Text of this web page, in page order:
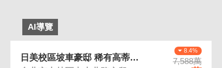
AI導覽
8.4%
7,588萬
日美校區坡車豪邸 稀有高蒂社區大戶釋出